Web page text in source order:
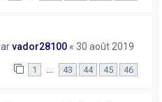
vador28100 « 30 août 2019
1 … 43 44 45 46